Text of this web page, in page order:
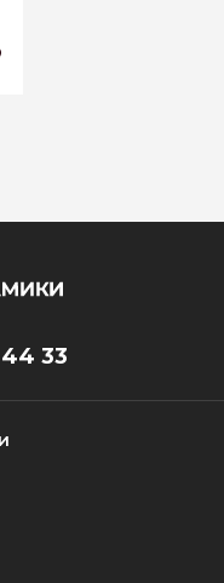
33